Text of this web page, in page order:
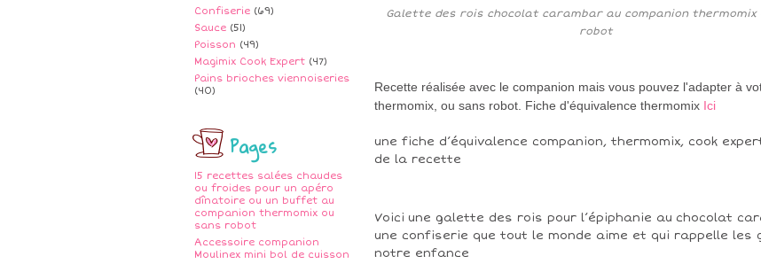
Confiserie (69)
Sauce (51)
Poisson (49)
Magimix Cook Expert (47)
Pains brioches viennoiseries
(40)
Pages
15 recettes salées chaudes
ou froides pour un apéro
dînatoire ou un buffet au
companion thermomix ou
sans robot
Accessoire companion
Moulinex mini bol de cuisson
Galette des rois chocolat carambar au companion thermomix
robot
Recette réalisée avec le companion mais vous pouvez l'adapter à
thermomix, ou sans robot. Fiche d'équivalence thermomix Ici
une fiche d’équivalence companion, thermomix, cook
de la recette
Voici une galette des rois pour l’épiphanie au chocolat
une confiserie que tout le monde aime et qui rappelle les
notre enfance